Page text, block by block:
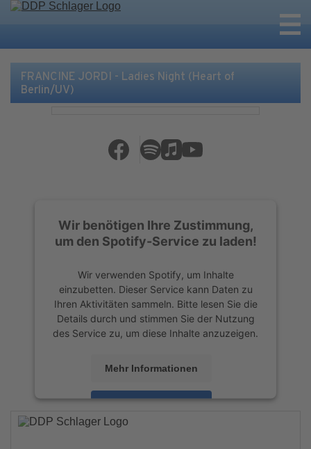
FRANCINE JORDI - Ladies Night (Heart of
Berlin/UV)
Wir benötigen Ihre Zustimmung,
um den Spotify-Service zu laden!
Wir verwenden Spotify, um Inhalte
einzubetten. Dieser Service kann Daten zu
Ihren Aktivitäten sammeln. Bitte lesen Sie die
Details durch und stimmen Sie der Nutzung
des Service zu, um diese Inhalte anzuzeigen.
Mehr Informationen
Akzeptieren
powered by